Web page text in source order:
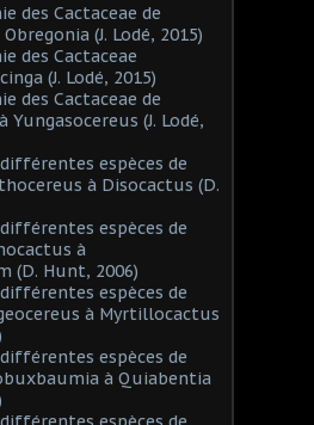
des Cactaceae de
(J. Lodé, 2015)
des Cactaceae
(J. Lodé, 2015)
des Cactaceae de
Yungasocereus (J. Lodé,
espèces de
à Disocactus (D.
espèces de
à
(D. Hunt, 2006)
espèces de
à Myrtillocactus
espèces de
à Quiabentia